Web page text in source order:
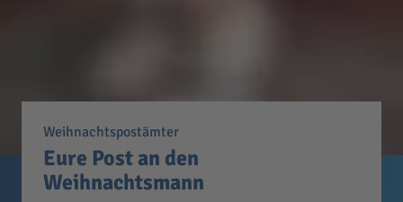
Weihnachtspostämter
Eure Post an den
Weihnachtsmann